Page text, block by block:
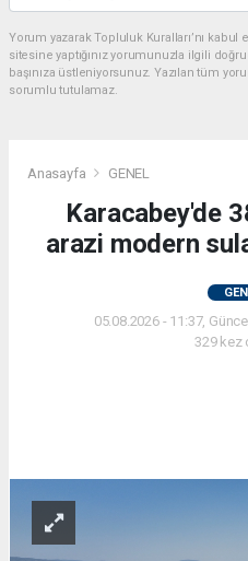
Yorum yazarak Topluluk Kuralları’nı
sitesine yaptığınız yorumunuzla ilgili
başınıza üstleniyorsunuz. Yazılan tüm
sorumlu tutulamaz.
Anasayfa GENEL
Karacabey'de
arazi modern
05.08.2026 - 11:37,
329 kez